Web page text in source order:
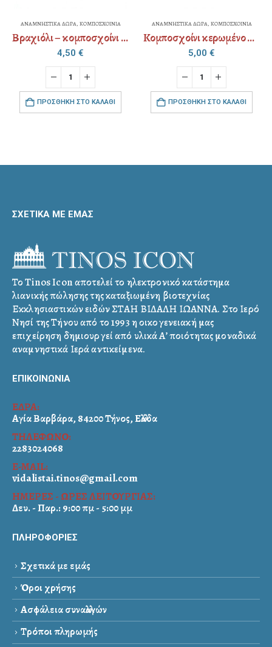
ΑΝΑΜΝΗΣΤΙΚΑ ΔΩΡΑ, ΚΟΜΠΟΣΧΟΙΝΙΑ
Βραχιόλι – κομποσχοίνι – αιματίτης
4,50 €
ΠΡΟΣΘΉΚΗ ΣΤΟ ΚΑΛΆΘΙ
ΑΝΑΜΝΗΣΤΙΚΑ ΔΩΡΑ, ΚΟΜΠΟΣΧΟΙΝΙΑ
Κομποσχοίνι κερωμένο ψιλό – μεταλλικό “σταυρός” – strass
5,00 €
ΠΡΟΣΘΉΚΗ ΣΤΟ ΚΑΛΆΘΙ
ΣΧΕΤΙΚΑ ΜΕ ΕΜΑΣ
Το Tinos Icon αποτελεί το ηλεκτρονικό κατάστημα
λιανικής πώλησης της καταξιωμένη βιοτεχνίας
Εκκλησιαστικών ειδών ΣΤΑΗ ΒΙΔΑΛΗ ΙΩΑΝΝΑ. Στο Ιερό
Νησί της Τήνου από το 1993 η οικογενειακή μας
επιχείρηση δημιουργεί από υλικά Α’ ποιότητας μοναδικά
αναμνηστικά Ιερά αντικείμενα.
ΕΠΙΚΟΙΝΩΝΙΑ
ΕΔΡΑ:
Αγία Βαρβάρα, 84200 Τήνος, Ελλάδα
ΤΗΛΕΦΩΝΟ:
2283024068
E-MAIL:
vidalistai.tinos@gmail.com
ΗΜΕΡΕΣ - ΩΡΕΣ ΛΕΙΤΟΥΡΓΙΑΣ:
Δευ. - Παρ.: 9:00 πμ - 5:00 μμ
ΠΛΗΡΟΦΟΡΙΕΣ
Σχετικά με εμάς
Όροι χρήσης
Ασφάλεια συναλλαγών
Τρόποι πληρωμής